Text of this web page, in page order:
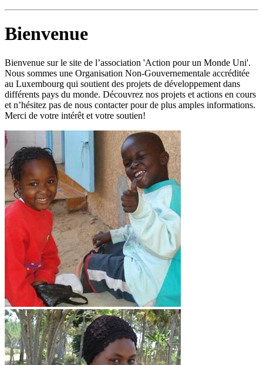
Bienvenue
Bienvenue sur le site de l’association 'Action pour un Monde Uni'.
Nous sommes une Organisation Non-Gouvernementale accréditée
au Luxembourg qui soutient des projets de développement dans
différents pays du monde. Découvrez nos projets et actions en cours
et n’hésitez pas de nous contacter pour de plus amples informations.
Merci de votre intérêt et votre soutien!